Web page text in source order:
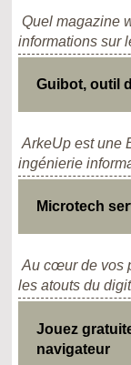
Quel magazine
informations sur
Guibot, outil
ArkeUp est une
ingénierie
Microtech
Au cœur de vos
les atouts du
Jouez
navigateur